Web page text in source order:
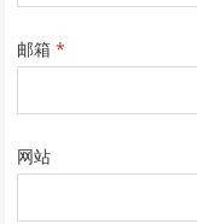
邮箱*
网站